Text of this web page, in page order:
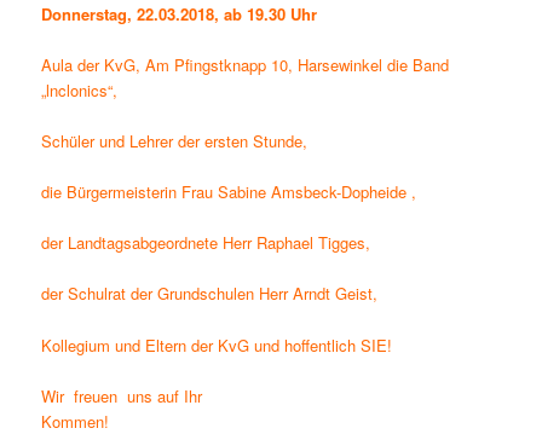
Donnerstag, 22.03.2018, ab 19.30 Uhr
Aula der KvG, Am Pfingstknapp 10, Harsewinkel die Band
„lnclonics“,
Schüler und Lehrer der ersten Stunde,
die Bürgermeisterin Frau Sabine Amsbeck-Dopheide ,
der Landtagsabgeordnete Herr Raphael Tigges,
der Schulrat der Grundschulen Herr Arndt Geist,
Kollegium und Eltern der KvG und hoffentlich SIE!
Wir freuen uns auf Ihr
Kommen!